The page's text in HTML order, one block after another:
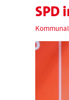
SPD